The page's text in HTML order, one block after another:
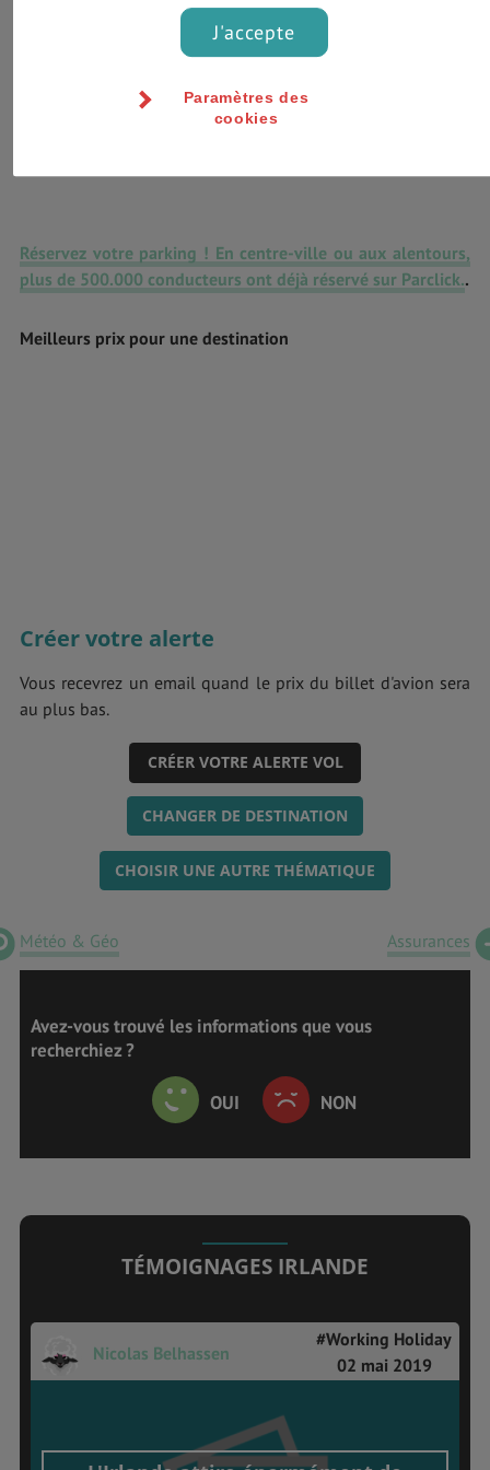
Réservez votre parking ! En centre-ville ou aux alentours,
plus de 500.000 conducteurs ont déjà réservé sur Parclick..
Meilleurs prix pour une destination
Créer votre alerte
Vous recevrez un email quand le prix du billet d'avion sera
au plus bas.
CRÉER VOTRE ALERTE VOL
CHANGER DE DESTINATION
CHOISIR UNE AUTRE THÉMATIQUE
Météo & Géo Assurances
Avez-vous trouvé les informations que vous
recherchiez ?
OUI NON
TÉMOIGNAGES IRLANDE
Nicolas Belhassen
#Working Holiday
02 mai 2019
J'accepte
Paramètres des
cookies